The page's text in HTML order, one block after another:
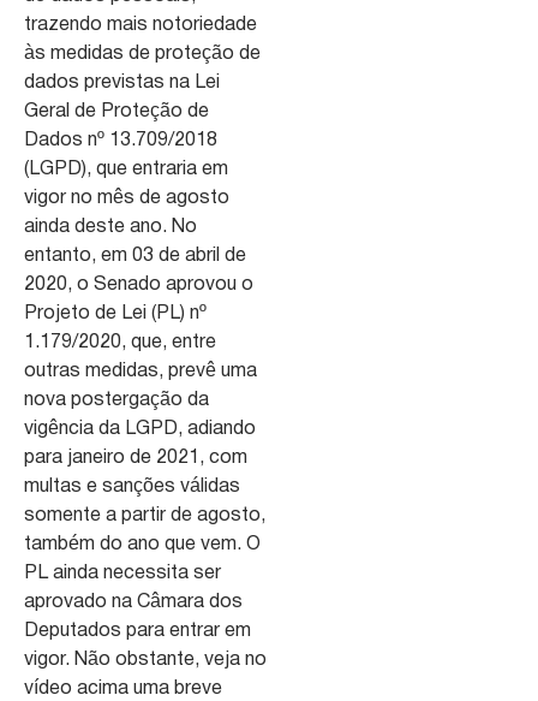
trazendo mais notoriedade
às medidas de proteção de
dados previstas na Lei
Geral de Proteção de
Dados nº 13.709/2018
(LGPD), que entraria em
vigor no mês de agosto
ainda deste ano. No
entanto, em 03 de abril de
2020, o Senado aprovou o
Projeto de Lei (PL) nº
1.179/2020, que, entre
outras medidas, prevê uma
nova postergação da
vigência da LGPD, adiando
para janeiro de 2021, com
multas e sanções válidas
somente a partir de agosto,
também do ano que vem. O
PL ainda necessita ser
aprovado na Câmara dos
Deputados para entrar em
vigor. Não obstante, veja no
vídeo acima uma breve